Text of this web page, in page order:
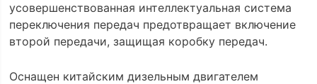
усовершенствованная интеллектуальная система
переключения передач предотвращает включение
второй передачи, защищая коробку передач.
Оснащен китайским дизельным двигателем